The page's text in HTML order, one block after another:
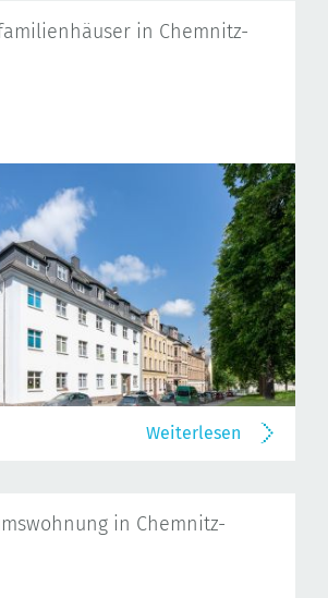
in Chemnitz-
Weiterlesen
in Chemnitz-